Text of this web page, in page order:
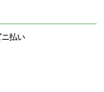
払い